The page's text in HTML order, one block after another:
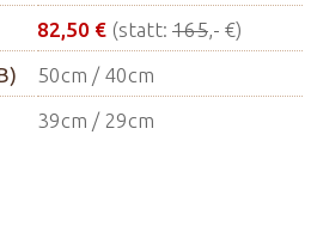
82,50 € (statt: 165,- €)
50cm / 40cm
39cm / 29cm